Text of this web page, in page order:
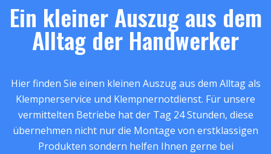
Ein kleiner Auszug aus dem
Alltag der Handwerker
Hier finden Sie einen kleinen Auszug aus dem Alltag als
Klempnerservice und Klempnernotdienst. Für unsere
vermittelten Betriebe hat der Tag 24 Stunden, diese
übernehmen nicht nur die Montage von erstklassigen
Produkten sondern helfen Ihnen gerne bei